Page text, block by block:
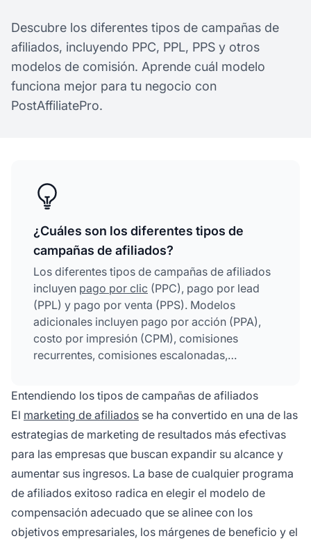
Descubre los diferentes tipos de campañas de
afiliados, incluyendo PPC, PPL, PPS y otros
modelos de comisión. Aprende cuál modelo
funciona mejor para tu negocio con
PostAffiliatePro.
¿Cuáles son los diferentes tipos de
campañas de afiliados?
Los diferentes tipos de campañas de afiliados
incluyen pago por clic (PPC), pago por lead
(PPL) y pago por venta (PPS). Modelos
adicionales incluyen pago por acción (PPA),
costo por impresión (CPM), comisiones
recurrentes, comisiones escalonadas,
Cada modelo compensa a los afiliados de
manera diferente según acciones u objetivos
específicos del usuario.
Entendiendo los tipos de campañas de afiliados
El marketing de afiliados se ha convertido en una de las
estrategias de marketing de resultados más efectivas
para las empresas que buscan expandir su alcance y
aumentar sus ingresos. La base de cualquier programa
de afiliados exitoso radica en elegir el modelo de
compensación adecuado que se alinee con los
objetivos empresariales, los márgenes de beneficio y el